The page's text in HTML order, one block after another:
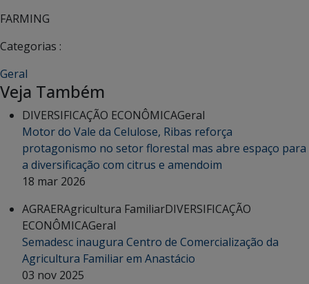
FARMING
Categorias :
Geral
Veja Também
DIVERSIFICAÇÃO ECONÔMICAGeral
Motor do Vale da Celulose, Ribas reforça
protagonismo no setor florestal mas abre espaço para
a diversificação com citrus e amendoim
18 mar 2026
AGRAERAgricultura FamiliarDIVERSIFICAÇÃO
ECONÔMICAGeral
Semadesc inaugura Centro de Comercialização da
Agricultura Familiar em Anastácio
03 nov 2025